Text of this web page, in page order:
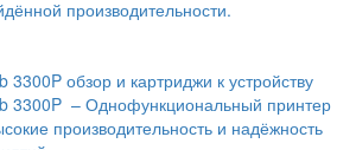
производительности.
3300P обзор и картриджи к устройству
3300P – Однофункциональный принтер
производительность и надёжность